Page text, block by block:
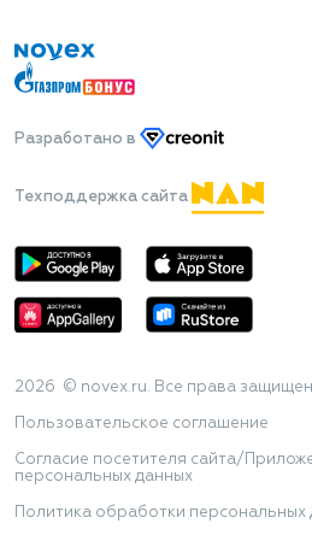
Разработано в
Техподдержка сайта
2026 © novex.ru. Все права
Пользовательское соглашение
Согласие посетителя сайта/
персональных данных
Политика обработки персональных